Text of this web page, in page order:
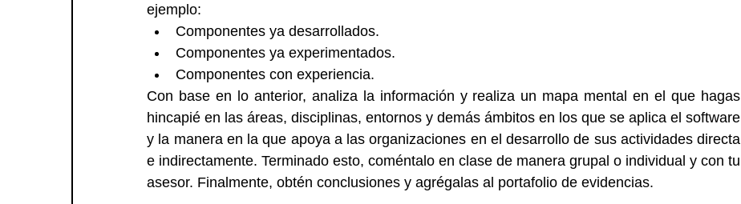
ejemplo:
Componentes ya desarrollados.
Componentes ya experimentados.
Componentes con experiencia.
Con base en lo anterior, analiza la información y realiza un mapa mental en el que hagas
hincapié en las áreas, disciplinas, entornos y demás ámbitos en los que se aplica el software
y la manera en la que apoya a las organizaciones en el desarrollo de sus actividades directa
e indirectamente. Terminado esto, coméntalo en clase de manera grupal o individual y con tu
asesor. Finalmente, obtén conclusiones y agrégalas al portafolio de evidencias.